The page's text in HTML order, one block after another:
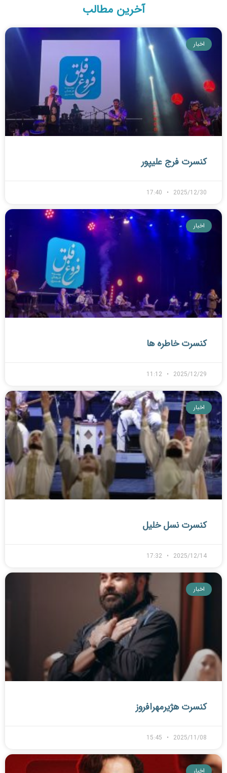
آخرین مطالب
اخبار
کنسرت فرج علیپور
2025/12/30
اخبار
کنسرت خاطره ها
2025/12/29
اخبار
کنسرت نسل خلیل
2025/12/14
اخبار
کنسرت هژیرمهرافروز
2025/11/08
اخبار